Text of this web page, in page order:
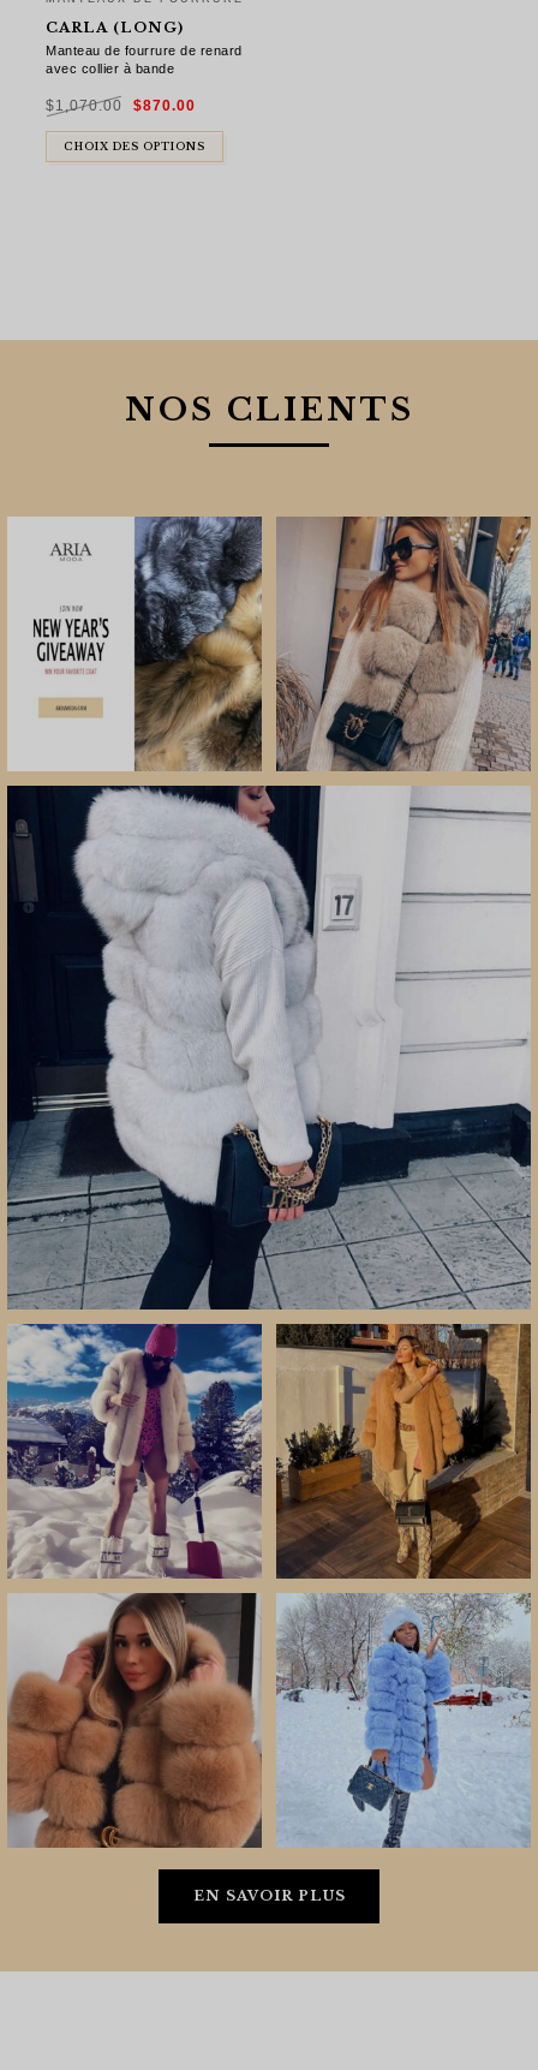
CARLA (LONG)
Manteau de fourrure de renard
avec collier à bande
$1,070.00 prix
était :
$1,070.00.
$870.00
est :
$870.00.
CHOIX DES OPTIONS
NOS CLIENTS
EN SAVOIR PLUS